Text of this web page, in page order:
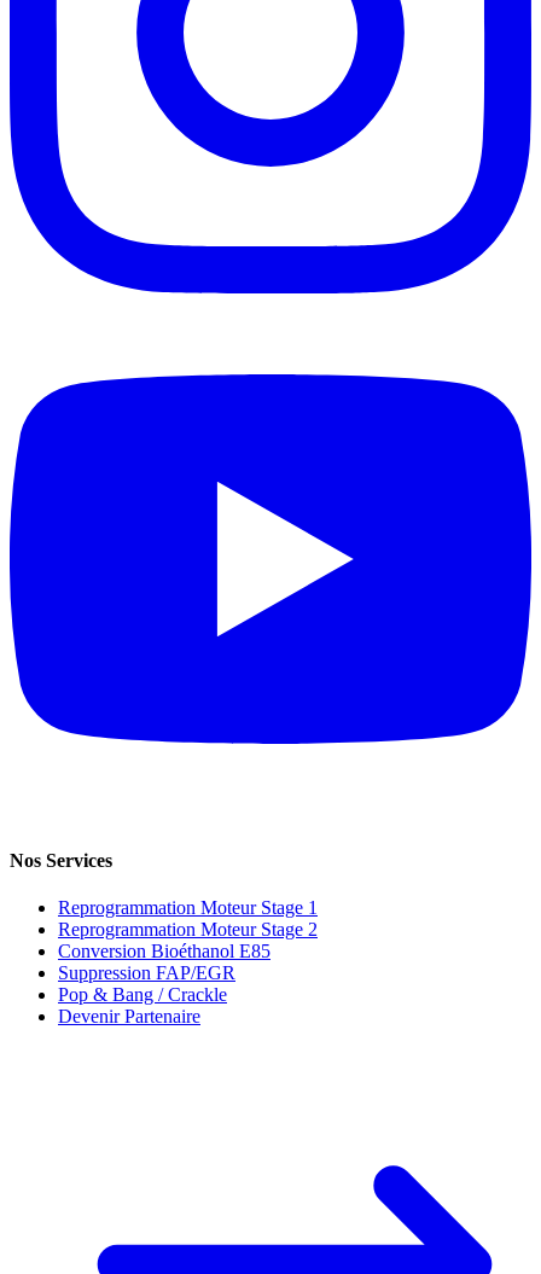
Nos Services
Reprogrammation Moteur Stage 1
Reprogrammation Moteur Stage 2
Conversion Bioéthanol E85
Suppression FAP/EGR
Pop & Bang / Crackle
Devenir Partenaire